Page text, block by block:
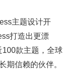
主题设计开
打造出更漂
款主题，全球
期信赖的伙伴。